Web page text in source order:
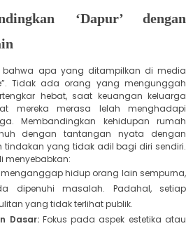
‘Dapur’ dengan
bahwa apa yang ditampilkan di media
Tidak ada orang yang mengunggah
hebat, saat keuangan keluarga
mereka merasa lelah menghadapi
​Membandingkan kehidupan rumah
dengan tantangan nyata dengan
yang tidak adil bagi diri sendiri.
menyebabkan:
hidup orang lain sempurna,
dipenuhi masalah. Padahal, setiap
yang tidak terlihat publik.
Dasar:Fokus pada aspek estetika atau